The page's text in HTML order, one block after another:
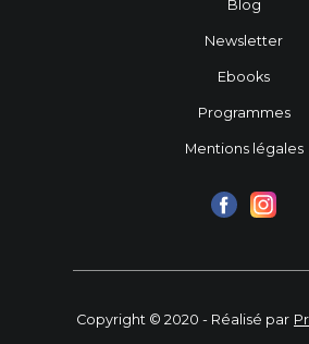
Blog
Newsletter
Ebooks
Programmes
Mentions légales
Copyright © 2020 - Réalisé par